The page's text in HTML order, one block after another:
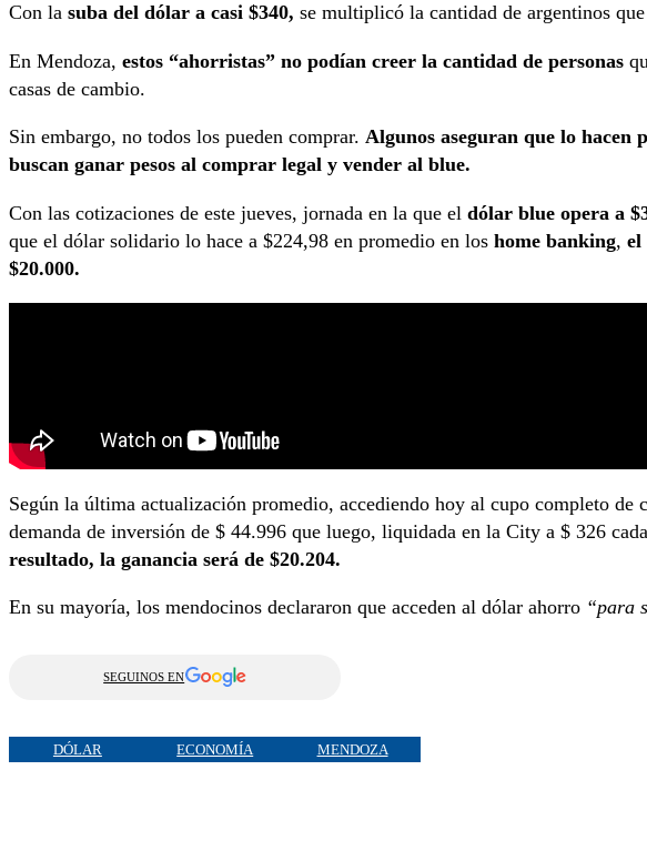
Con la suba del dólar a casi $340, se multiplicó la cantidad de argentinos
En Mendoza, estos “ahorristas” no podían creer la cantidad de personas
casas de cambio.
Sin embargo, no todos los pueden comprar. Algunos aseguran que lo hacen
buscan ganar pesos al comprar legal y vender al blue.
Con las cotizaciones de este jueves, jornada en la que el dólar blue opera a
que el dólar solidario lo hace a $224,98 en promedio en los home banking, el
$20.000.
Según la última actualización promedio, accediendo hoy al cupo completo de
demanda de inversión de $ 44.996 que luego, liquidada en la City a $ 326
resultado, la ganancia será de $20.204.
En su mayoría, los mendocinos declararon que acceden al dólar ahorro “para
SEGUINOS EN
DÓLAR ECONOMÍA MENDOZA